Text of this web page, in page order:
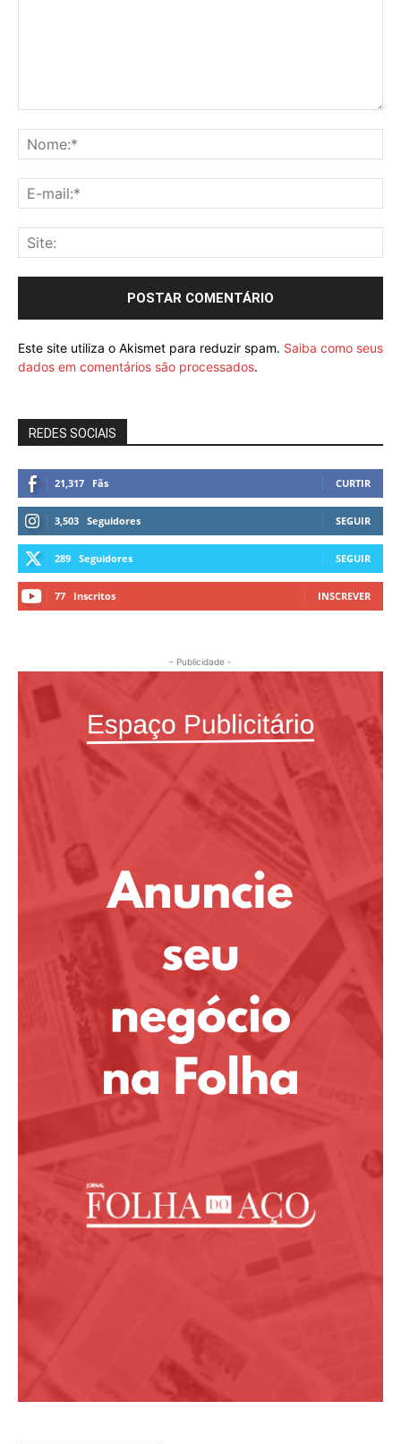
Este site utiliza o Akismet para reduzir spam. Saiba como seus
dados em comentários são processados.
REDES SOCIAIS
21,317 Fãs CURTIR
3,503 Seguidores SEGUIR
289 Seguidores SEGUIR
77 Inscritos INSCREVER
- Publicidade -